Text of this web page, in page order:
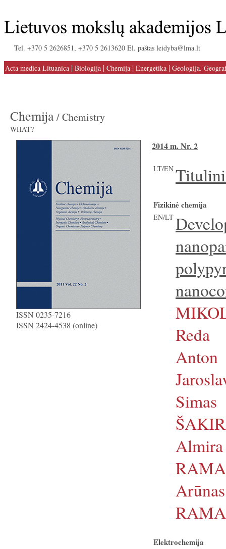
Tel. +370 5 2626851, +370 5 2613620 El. paštas leidyba@lma.lt
Acta medica Lituanica | Biologija | Chemija | Energetika | Geologija.
Chemija/ Chemistry
WHAT?
ISSN 0235-7216
ISSN 2424-4538 (online)
2014 m. Nr. 2
LT/EN
Fizikinė chemija
EN/LT
Simas
Almira
Arūnas
Elektrochemija